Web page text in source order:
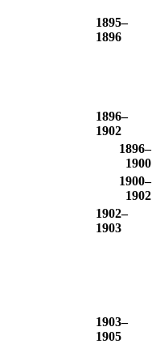
1895–
1896
1896–
1902
1896–
1900
1900–
1902
1902–
1903
1903–
1905